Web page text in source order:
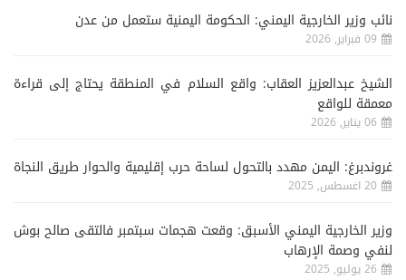
نائب وزير الخارجية اليمني: الحكومة اليمنية ستعمل من عدن
09 فبراير, 2026
الشيخ عبدالعزيز العقاب: واقع السلام في المنطقة يحتاج إلى قراءة
معمقة للواقع
06 يناير, 2026
غروندبرغ: اليمن مهدد بالتحول لساحة حرب إقليمية والحوار طريق النجاة
20 اغسطس, 2025
وزير الخارجية اليمني الأسبق: وقعت هجمات سبتمبر فالتقى صالح بوش
لنفي وصمة الإرهاب
26 يوليو, 2025